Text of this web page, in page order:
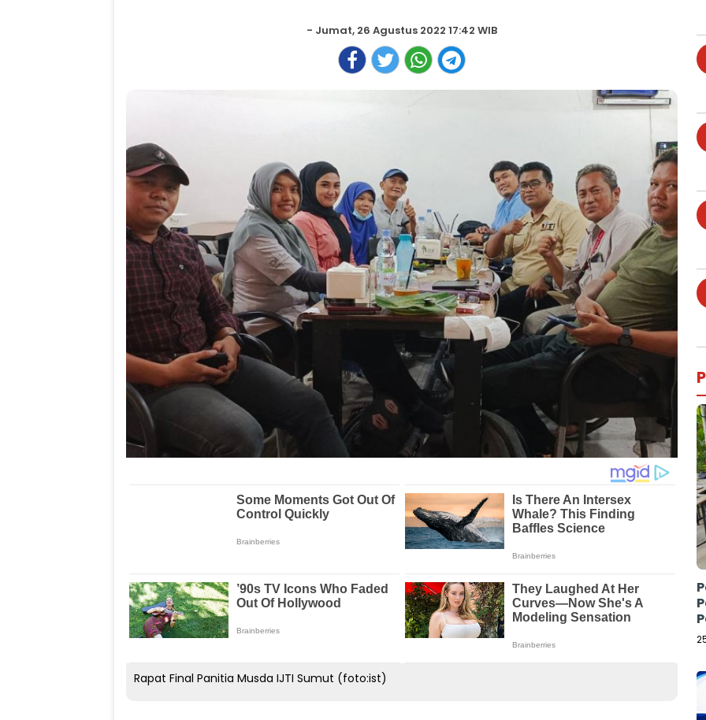
- Jumat, 26 Agustus 2022 17:42 WIB
Rapat Final Panitia Musda IJTI Sumut (foto:ist)